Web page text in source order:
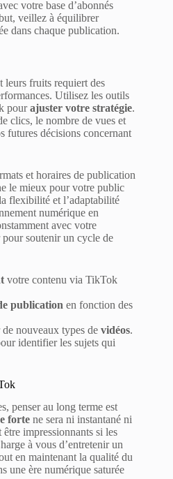
votre base d’abonnés
veillez à équilibrer
dans chaque publication.
leurs fruits requiert des
Utilisez les outils
pourajuster votre stratégie.
clics, le nombre de vues et
futures décisions concernant
et horaires de publication
le mieux pour votre public
flexibilité et l’adaptabilité
numérique en
avec votre
soutenir un cycle de
votre contenu via TikTok
publication en fonction des
de nouveaux types de vidéos.
identifier les sujets qui
penser au long terme est
forte ne sera ni instantané ni
impressionnants si les
à vous d’entretenir un
en maintenant la qualité du
une ère numérique saturée